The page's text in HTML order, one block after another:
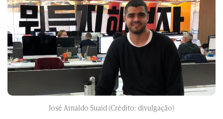
José Arnaldo Suaid (Crédito: divulgação)